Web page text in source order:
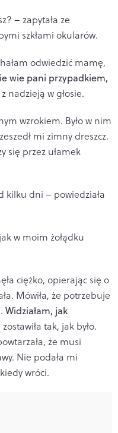
– zapytała ze
szkłami okularów.
odwiedzić mamę,
wie pani przypadkiem,
nadzieją w głosie.
wzrokiem. Było w nim
mi zimny dreszcz.
się przez ułamek
kilku dni – powiedziała
w moim żołądku
ciężko, opierając się o
Mówiła, że potrzebuje
Widziałam, jak
tak, jak było.
że musi
Nie podała mi
wróci.